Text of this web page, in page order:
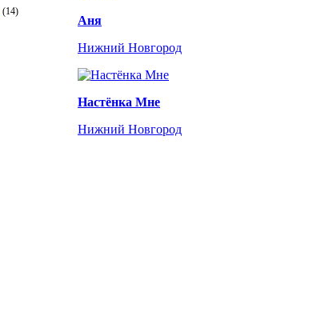
(14)
Аня
Нижний Новгород
Настёнка Мне
Нижний Новгород